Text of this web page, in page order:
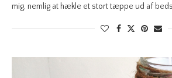
mig, nemlig at hækle et stort tæppe ud af